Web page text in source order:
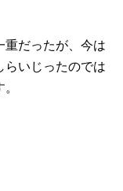
重だったが、今は
らいじったのでは